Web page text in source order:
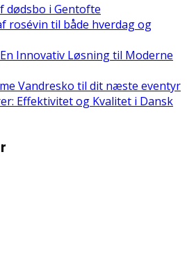
dødsbo i Gentofte
rosévin til både hverdag og
Innovativ Løsning til Moderne
Vandresko til dit næste eventyr
Effektivitet og Kvalitet i Dansk